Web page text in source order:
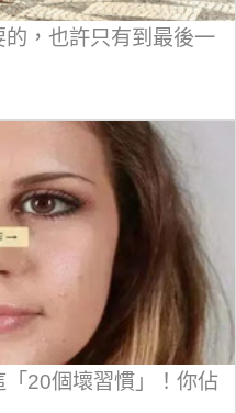
，也許只有到最後一
20個壞習慣」！你佔